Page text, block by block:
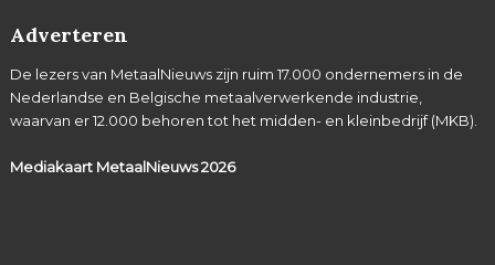
Adverteren
De lezers van MetaalNieuws zijn ruim 17.000 ondernemers in de
Nederlandse en Belgische metaalverwerkende industrie,
waarvan er 12.000 behoren tot het midden- en kleinbedrijf (MKB).
Mediakaart MetaalNieuws2026